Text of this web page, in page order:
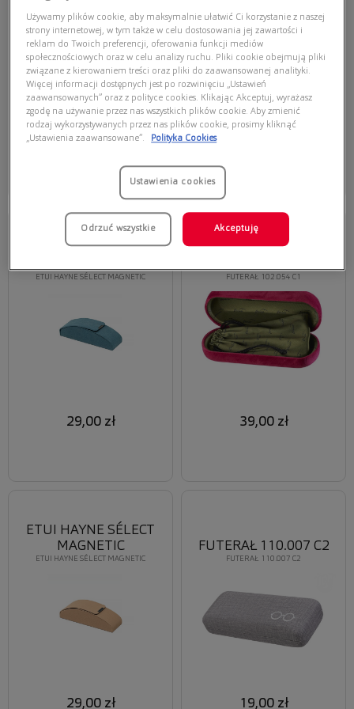
69,00 zł
ETUI HAYNE SÉLECT MAGNETIC
ETUI HAYNE SÉLECT
29,00 zł
FUTERAŁ 102.054 C1
39,00 zł
ETUI HAYNE SÉLECT MAGNETIC
ETUI HAYNE SÉLECT
MAGNETIC
29,00 zł
FUTERAŁ 110.007 C2
FUTERAŁ 110.007 C2
19,00 zł
Używamy plików cookie, aby maksymalnie ułatwić Ci korzystanie z naszej
strony internetowej, w tym także w celu dostosowania jej zawartości i
reklam do Twoich preferencji, oferowania funkcji mediów
społecznościowych oraz w celu analizy ruchu. Pliki cookie obejmują pliki
związane z kierowaniem treści oraz pliki do zaawansowanej analityki.
Więcej informacji dostępnych jest po rozwinięciu „Ustawień
zaawansowanych” oraz z polityce cookies. Klikając Akceptuj, wyrażasz
zgodę na używanie przez nas wszystkich plików cookie. Aby zmienić
rodzaj wykorzystywanych przez nas plików cookie, prosimy kliknąć
„Ustawienia zaawansowane”.
Polityka Cookies
Ustawienia cookies
Odrzuć wszystkie Akceptuję